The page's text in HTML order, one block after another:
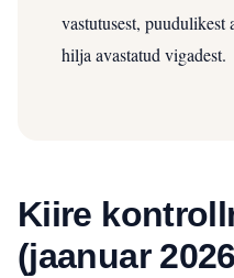
vastutusest,
hilja avastatud vigadest.
Kiire
(jaanuar